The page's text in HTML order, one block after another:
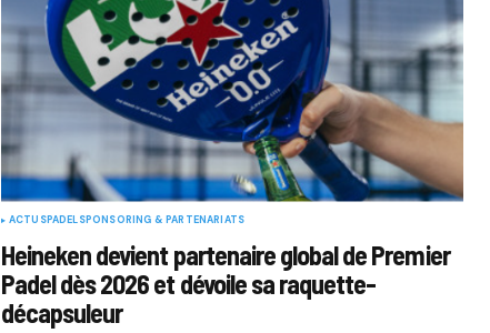
ACTUSPADELSPONSORING & PARTENARIATS
Heineken devient partenaire global de Premier
Padel dès 2026 et dévoile sa raquette-
décapsuleur